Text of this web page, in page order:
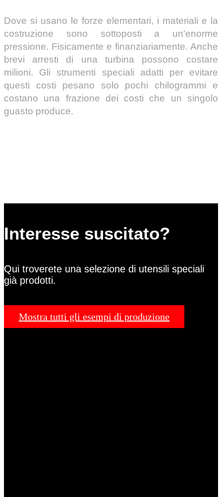
Dove si usano le forze elementari, i materiali e la
costruzione sono sottoposti a un'enorme
pressione. Fisicamente e finanziariamente. Anche
brevi arresti di una turbina possono costare
milioni. Gli strumenti speciali adatti per evitare
questi costi pesano solo pochi chilogrammi e
costano una frazione dei costi che un singolo
guasto produce.
Interesse suscitato?
Qui troverete una selezione di utensili speciali
già prodotti.
Mostra tutti gli esempi di produzione